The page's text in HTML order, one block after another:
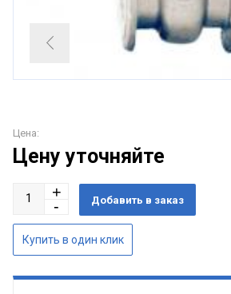
Цена:
Цену уточняйте